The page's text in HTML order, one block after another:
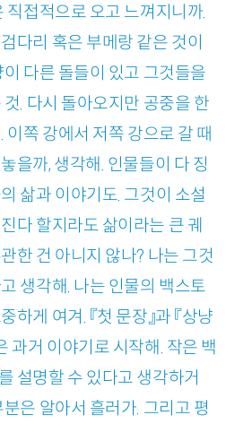
직접적으로 오고 느껴지니까.
다리 혹은 부메랑 같은 것이
다른 돌들이 있고 그것들을
. 다시 돌아오지만 공중을 한
이쪽 강에서 저쪽 강으로 갈 때
을까, 생각해. 인물들이 다 징
삶과 이야기도. 그것이 소설
다 할지라도 삶이라는 큰 궤
한 건 아니지 않나? 나는 그것
생각해. 나는 인물의 백스토
하게 여겨. 『첫 문장』과 『상냥
과거 이야기로 시작해. 작은 백
설명할 수 있다고 생각하거
은 알아서 흘러가. 그리고 평